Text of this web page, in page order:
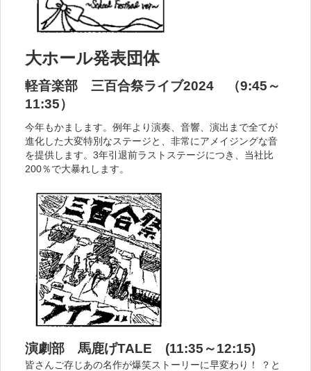
大ホール発表団体
軽音楽部 三百合祭ライブ2024 （9:45～
11:35）
今年もかまします。例年より演奏、音響、演出まで全てが
進化した大変特別なステージと、非常にアメイジングな音
を提供します。3年引退前ラストステージにつき、当社比
200％で大暴れします。
演劇部 馬鹿げTALE (11:35～12:15)
皆さんご存じあの名作が爆笑ストーリーに早変わり！ ？と